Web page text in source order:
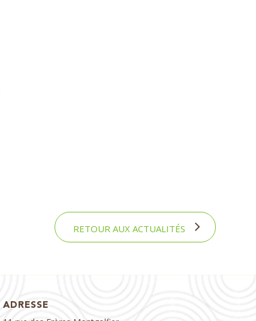
RETOUR AUX ACTUALITÉS
ADRESSE